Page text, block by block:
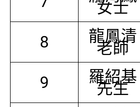
女士
8 龍鳳清
老師
9 羅紹基
先生